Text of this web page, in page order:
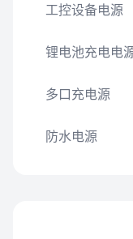
工控设备电源
锂电池充电电
多口充电源
防水电源